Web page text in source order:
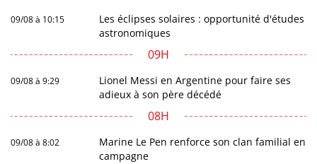
09/08 à 10:15
Les éclipses solaires : opportunité d'études
astronomiques
09H
09/08 à 9:29
Lionel Messi en Argentine pour faire ses
adieux à son père décédé
08H
09/08 à 8:02
Marine Le Pen renforce son clan familial en
campagne